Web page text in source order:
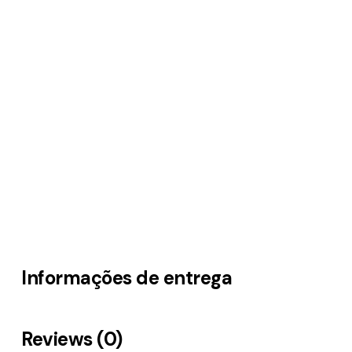
Informações de entrega
Reviews (0)